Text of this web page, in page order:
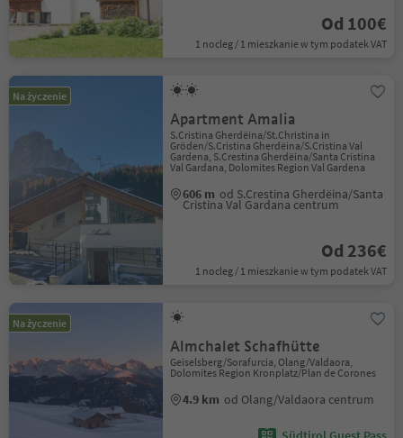
Od 100€
1 nocleg / 1 mieszkanie w tym podatek VAT
Na życzenie
Apartment Amalia
S.Cristina Gherdëina/St.Christina in
Gröden/S.Cristina Gherdëina/S.Cristina Val
Gardena, S.Crestina Gherdëina/Santa Cristina
Val Gardana, Dolomites Region Val Gardena
606 m od S.Crestina Gherdëina/Santa
Cristina Val Gardana centrum
Od 236€
1 nocleg / 1 mieszkanie w tym podatek VAT
Na życzenie
Almchalet Schafhütte
Geiselsberg/Sorafurcia, Olang/Valdaora,
Dolomites Region Kronplatz/Plan de Corones
4.9 km od Olang/Valdaora centrum